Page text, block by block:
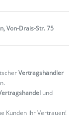
Von-Drais-Str. 75
Vertragshändler
und
Kunden ihr Vertrauen!